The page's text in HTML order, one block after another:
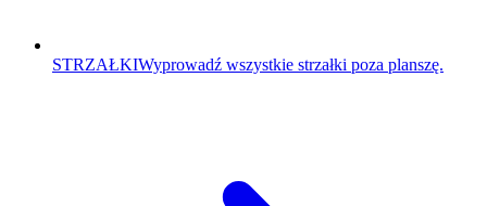
STRZAŁKIWyprowadź wszystkie strzałki poza planszę.